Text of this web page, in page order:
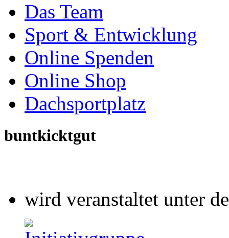
Das Team
Sport & Entwicklung
Online Spenden
Online Shop
Dachsportplatz
buntkicktgut
wird veranstaltet unter